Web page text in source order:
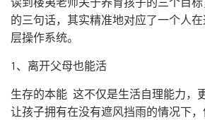
读到楼夷老师关于养育孩子的三个目
的三句话，其实精准地对应了一个人
层操作系统。
1、离开父母也能活
生存的本能 这不仅是生活自理能力，
让孩子拥有在没有遮风挡雨的情况下